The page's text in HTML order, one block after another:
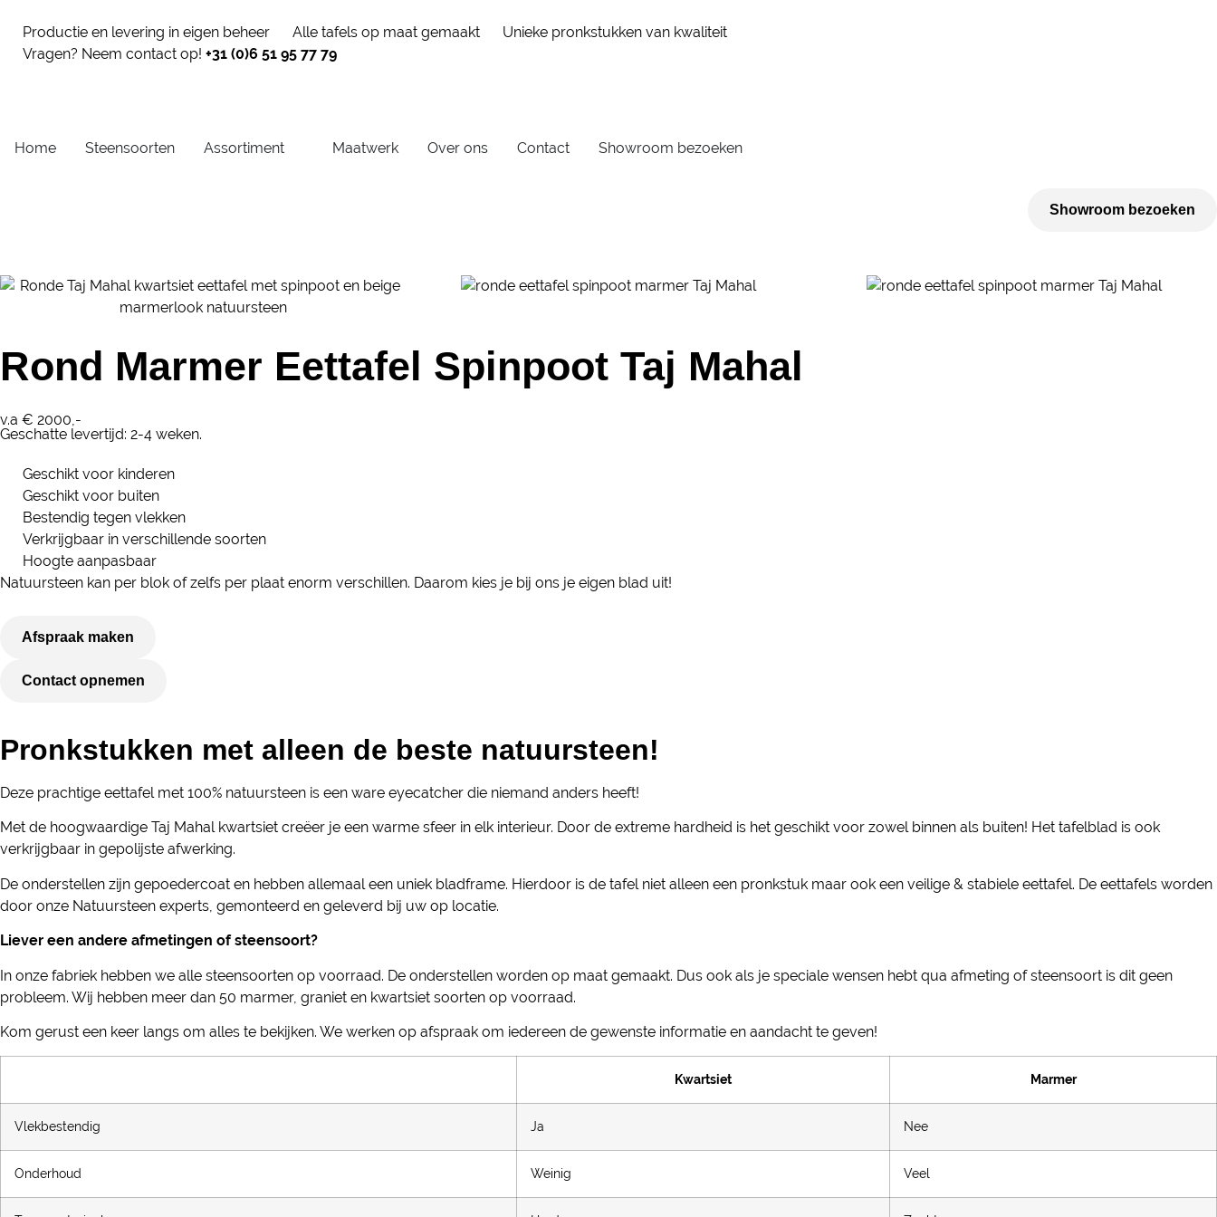
Productie en levering in eigen beheer Alle tafels op maat gemaakt
Unieke pronkstukken van kwaliteit
Vragen? Neem contact op! +31 (0)6 51 95 77 79
Home Steensoorten Assortiment Maatwerk Over ons Contact Showroom bezoeken
Showroom bezoeken
Rond Marmer Eettafel Spinpoot Taj Mahal
v.a € 2000,-
Geschatte levertijd: 2-4 weken.
Geschikt voor kinderen
Geschikt voor buiten
Bestendig tegen vlekken
Verkrijgbaar in verschillende soorten
Hoogte aanpasbaar
Natuursteen kan per blok of zelfs per plaat enorm verschillen. Daarom kies je bij ons je eigen blad uit!
Afspraak maken
Contact opnemen
Pronkstukken met alleen de beste natuursteen!
Deze prachtige eettafel met 100% natuursteen is een ware eyecatcher die niemand anders heeft!
Met de hoogwaardige Taj Mahal kwartsiet creëer je een warme sfeer in elk interieur. Door de extreme hardheid is het geschikt voor zowel binnen als buiten! Het tafelblad is ook
verkrijgbaar in gepolijste afwerking.
De onderstellen zijn gepoedercoat en hebben allemaal een uniek bladframe. Hierdoor is de tafel niet alleen een pronkstuk maar ook een veilige & stabiele eettafel. De eettafels worden
door onze Natuursteen experts, gemonteerd en geleverd bij uw op locatie.
Liever een andere afmetingen of steensoort?
In onze fabriek hebben we alle steensoorten op voorraad. De onderstellen worden op maat gemaakt. Dus ook als je speciale wensen hebt qua afmeting of steensoort is dit geen
probleem. Wij hebben meer dan 50 marmer, graniet en kwartsiet soorten op voorraad.
Kom gerust een keer langs om alles te bekijken. We werken op afspraak om iedereen de gewenste informatie en aandacht te geven!
Kwartsiet Marmer
Vlekbestendig Ja Nee
Onderhoud Weinig Veel